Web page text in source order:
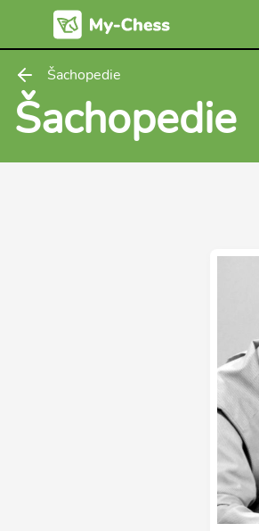
Šachopedie
Šachopedie